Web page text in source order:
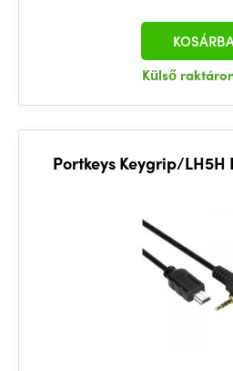
Külső
Portkeys Keygrip/LH5H